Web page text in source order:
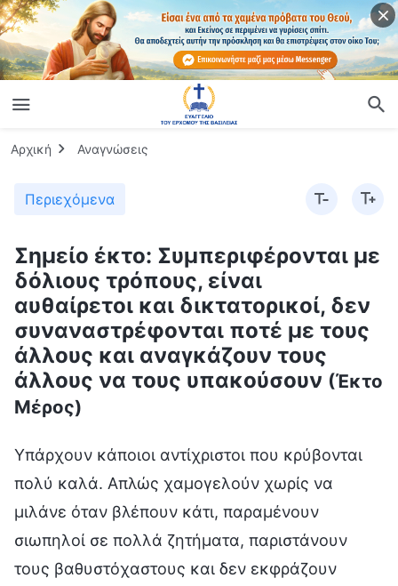
Αρχική Αναγνώσεις
Περιεχόμενα
Σημείο έκτο: Συμπεριφέρονται με
δόλιους τρόπους, είναι
αυθαίρετοι και δικτατορικοί, δεν
συναναστρέφονται ποτέ με τους
άλλους και αναγκάζουν τους
άλλους να τους υπακούσουν (Έκτο
Μέρος)
Υπάρχουν κάποιοι αντίχριστοι που κρύβονται
πολύ καλά. Απλώς χαμογελούν χωρίς να
μιλάνε όταν βλέπουν κάτι, παραμένουν
σιωπηλοί σε πολλά ζητήματα, παριστάνουν
τους βαθυστόχαστους και δεν εκφράζουν